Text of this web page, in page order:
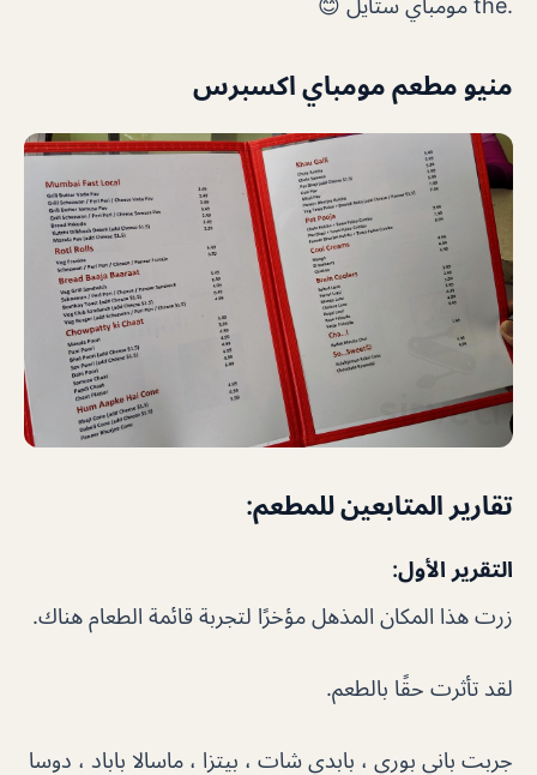
.the مومباي ستايل 😊
منيو مطعم مومباي اكسبرس
تقارير المتابعين للمطعم:
التقرير الأول:
زرت هذا المكان المذهل مؤخرًا لتجربة قائمة الطعام هناك.
لقد تأثرت حقًا بالطعم.
جربت باني بوري ، بابدي شات ، بيتزا ، ماسالا باباد ، دوسا